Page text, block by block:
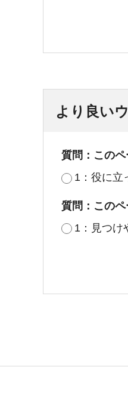
より良い
質問：この
1：役に立
質問：この
1：見つけ